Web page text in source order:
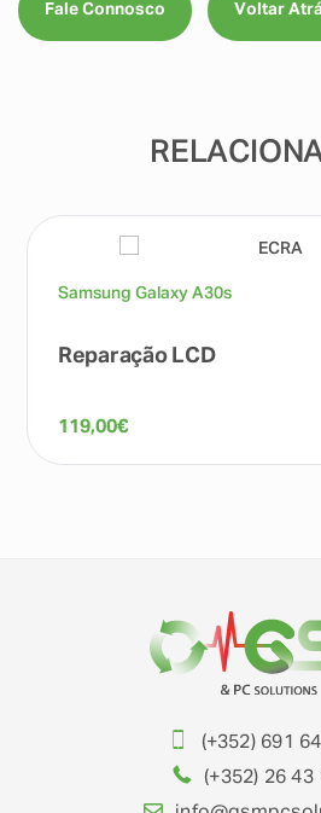
Fale Connosco Voltar
Samsung Galaxy A30s
Reparação LCD
119,00€
(+352) 691
(+352) 26 43